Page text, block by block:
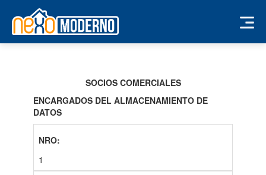
SOCIOS COMERCIALES
ENCARGADOS DEL ALMACENAMIENTO DE
DATOS
1